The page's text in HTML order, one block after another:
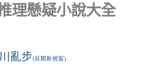
理懸疑小說大全
亂步(另開新視窗)